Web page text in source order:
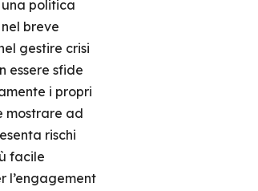
una politica
breve
gestire crisi
essere sfide
i propri
mostrare ad
rischi
facile
l’engagement